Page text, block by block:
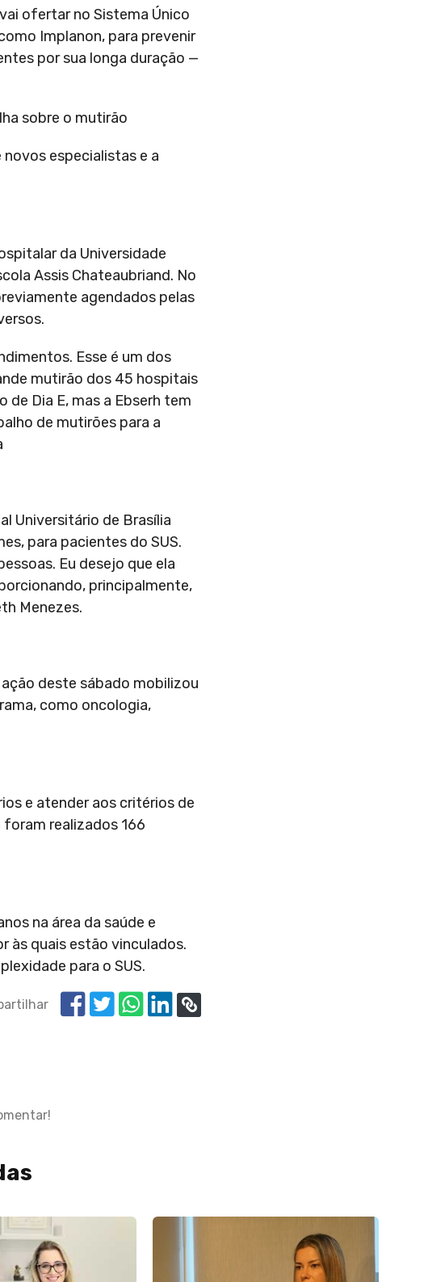
ofertar no Sistema Único
Implanon, para prevenir
por sua longa duração —
sobre o mutirão
especialistas e a
da Universidade
Assis Chateaubriand. No
agendados pelas
Esse é um dos
mutirão dos 45 hospitais
Dia E, mas a Ebserh tem
de mutirões para a
Universitário de Brasília
para pacientes do SUS.
Eu desejo que ela
principalmente,
Menezes.
deste sábado mobilizou
como oncologia,
e atender aos critérios de
realizados 166
na área da saúde e
às quais estão vinculados.
para o SUS.